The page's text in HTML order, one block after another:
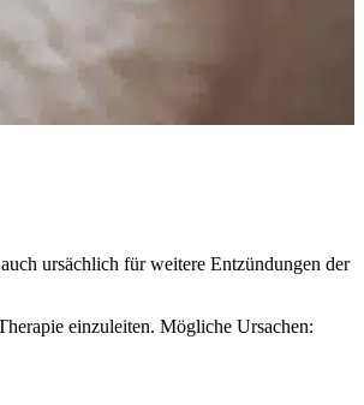
ursächlich für weitere Entzündungen der
einzuleiten. Mögliche Ursachen: